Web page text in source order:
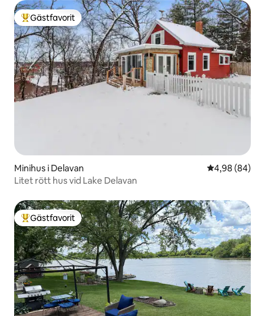
Populär gästfavorit
Gästfavorit
Minihus i Delavan 4,98 av 5 i
4,98 (84)
Litet rött hus vid Lake Delavan
Populär gästfavorit
Gästfavorit